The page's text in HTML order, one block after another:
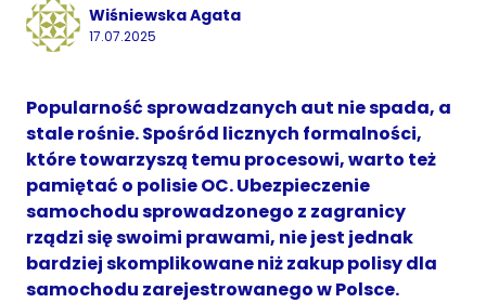
Wiśniewska Agata
17.07.2025
Popularność sprowadzanych aut nie spada, a
stale rośnie. Spośród licznych formalności,
które towarzyszą temu procesowi, warto też
pamiętać o polisie OC. Ubezpieczenie
samochodu sprowadzonego z zagranicy
rządzi się swoimi prawami, nie jest jednak
bardziej skomplikowane niż zakup polisy dla
samochodu zarejestrowanego w Polsce.